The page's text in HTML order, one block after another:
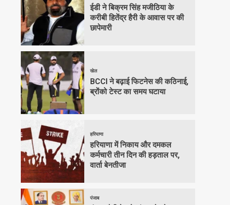
ईडी ने बिक्रम सिंह मजीठिया के
करीबी हितेंद्र हैरी के आवास पर की
छापेमारी
खेल
BCCI ने बढ़ाई फिटनेस की कठिनाई,
ब्रोंको टेस्ट का समय घटाया
हरियाणा
हरियाणा में निकाय और दमकल
कर्मचारी तीन दिन की हड़ताल पर,
वार्ता बेनतीजा
पंजाब